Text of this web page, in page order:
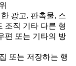
광고, 판촉물, 스
조직 기타 다른 형
편 또는 기타의 방
또는 저장하는 행